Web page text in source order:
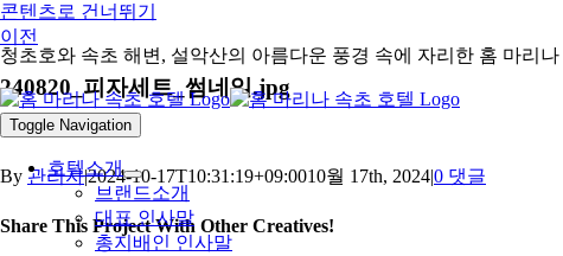
콘텐츠로 건너뛰기
청초호와 속초 해변, 설악산의 아름다운 풍경 속에 자리한 홈 마리
Toggle Navigation
호텔소개
브랜드소개
대표 인사말
총지배인 인사말
이전
240820_피자세트_썸네일.jpg
By 관리자|2024-10-17T10:31:19+09:0010월 17th, 2024|0 댓글
Share This Project With Other Creatives!